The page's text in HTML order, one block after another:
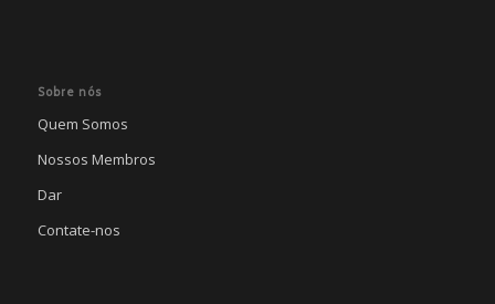
Sobre nós
Quem Somos
Nossos Membros
Dar
Contate-nos